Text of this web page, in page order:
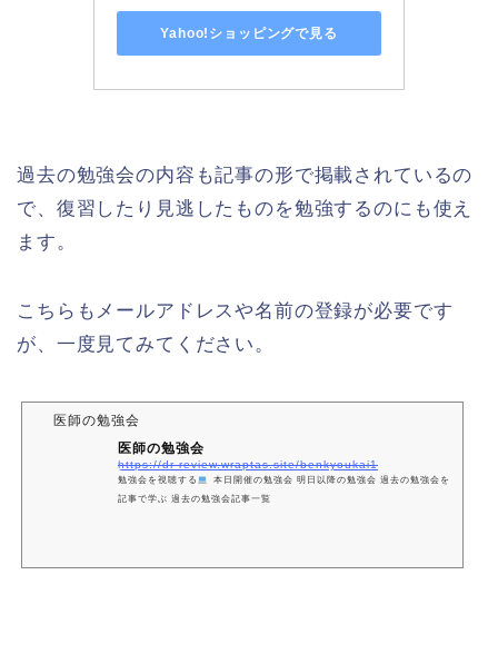
Yahoo!ショッピングで見る
過去の勉強会の内容も記事の形で掲載されているの
で、復習したり見逃したものを勉強するのにも使え
ます。
こちらもメールアドレスや名前の登録が必要です
が、一度見てみてください。
医師の勉強会
医師の勉強会
https://dr-review.wraptas.site/benkyoukai1
勉強会を視聴する
本日開催の勉強会 明日以降の勉強会 過去の勉強会を
記事で学ぶ 過去の勉強会記事一覧